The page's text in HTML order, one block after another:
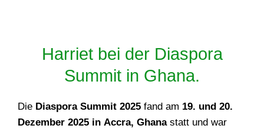
Harriet bei der Diaspora
Summit in Ghana.
Die Diaspora Summit 2025 fand am 19. und 20.
Dezember 2025 in Accra, Ghanastatt und war